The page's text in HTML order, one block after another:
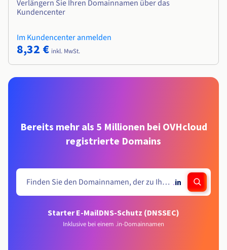
Verlängern Sie Ihren Domainnamen über das
Kundencenter
Im Kundencenter anmelden
8,32 € inkl. MwSt.
Bereits mehr als 5 Millionen bei OVHcloud
registrierte Domains
.in
Starter E-MailDNS-Schutz (DNSSEC)
Inklusive bei einem .in-Domainnamen